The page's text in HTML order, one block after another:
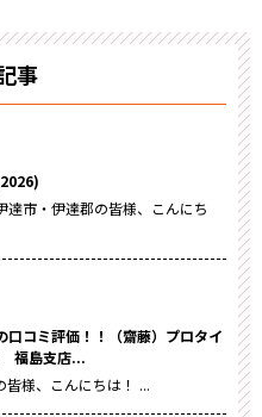
事
達市・伊達郡の皆様、こんにち
口コミ評価！！（齋藤）プロタイ
福島支店...
様、こんにちは！ ...